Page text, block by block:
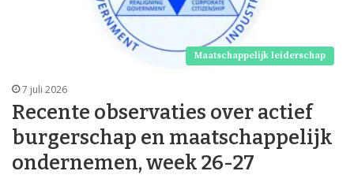
Maatschappelijk leiderschap
7 juli 2026
Recente observaties over actief
burgerschap en maatschappelijk
ondernemen, week 26-27